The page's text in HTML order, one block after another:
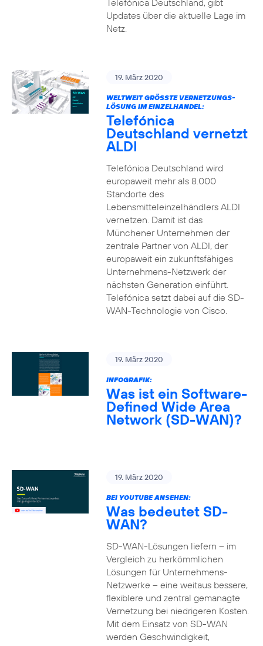
Telefónica Deutschland, gibt
Updates über die aktuelle Lage im
Netz.
19. März 2020
WELTWEIT GRÖSSTE VERNETZUNGS-L
ÖSUNG IM EINZELHANDEL:
Telefónica
Deutschland vernetzt
ALDI
Telefónica Deutschland wird
europaweit mehr als 8.000
Standorte des
Lebensmitteleinzelhändlers ALDI
vernetzen. Damit ist das
Münchener Unternehmen der
zentrale Partner von ALDI, der
europaweit ein zukunftsfähiges
Unternehmens-Netzwerk der
nächsten Generation einführt.
Telefónica setzt dabei auf die SD-
WAN-Technologie von Cisco.
19. März 2020
INFOGRAFIK:
Was ist ein Software-
Defined Wide Area
Network (SD-WAN)?
19. März 2020
BEI YOUTUBE ANSEHEN:
Was bedeutet SD-
WAN?
SD-WAN-Lösungen liefern – im
Vergleich zu herkömmlichen
Lösungen für Unternehmens-
Netzwerke – eine weitaus bessere,
flexiblere und zentral gemanagte
Vernetzung bei niedrigeren Kosten.
Mit dem Einsatz von SD-WAN
werden Geschwindigkeit,